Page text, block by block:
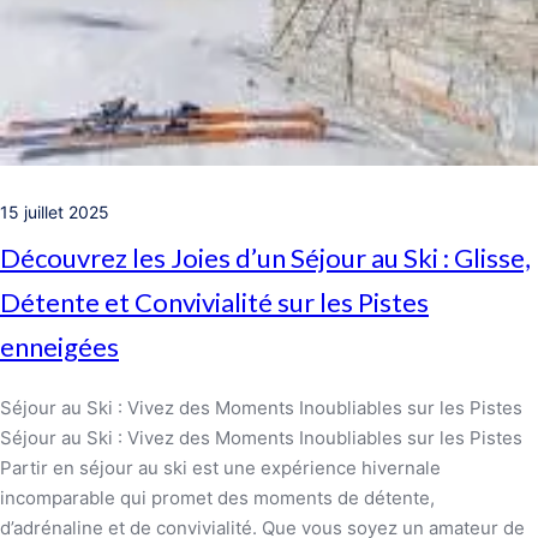
15 juillet 2025
Découvrez les Joies d’un Séjour au Ski : Glisse,
Détente et Convivialité sur les Pistes
enneigées
Séjour au Ski : Vivez des Moments Inoubliables sur les Pistes
Séjour au Ski : Vivez des Moments Inoubliables sur les Pistes
Partir en séjour au ski est une expérience hivernale
incomparable qui promet des moments de détente,
d’adrénaline et de convivialité. Que vous soyez un amateur de